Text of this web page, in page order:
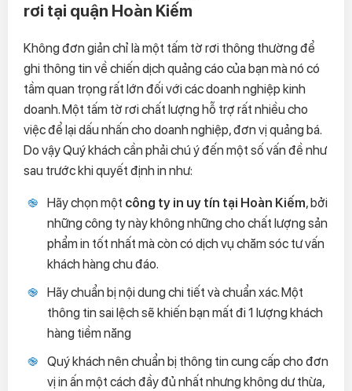
rơi tại quận Hoàn Kiếm
Không đơn giản chỉ là một tấm tờ rơi thông thường để
ghi thông tin về chiến dịch quảng cáo của bạn mà nó có
tầm quan trọng rất lớn đối với các doanh nghiệp kinh
doanh. Một tấm tờ rơi chất lượng hỗ trợ rất nhiều cho
việc để lại dấu nhấn cho doanh nghiệp, đơn vị quảng bá.
Do vậy Quý khách cần phải chú ý đến một số vấn đề như
sau trước khi quyết định in như:
Hãy chọn một công ty in uy tín tại Hoàn Kiếm, bởi
những công ty này không những cho chất lượng sản
phẩm in tốt nhất mà còn có dịch vụ chăm sóc tư vấn
khách hàng chu đáo.
Hãy chuẩn bị nội dung chi tiết và chuẩn xác. Một
thông tin sai lệch sẽ khiến bạn mất đi 1 lượng khách
hàng tiềm năng
Quý khách nên chuẩn bị thông tin cung cấp cho đơn
vị in ấn một cách đầy đủ nhất nhưng không dư thừa,